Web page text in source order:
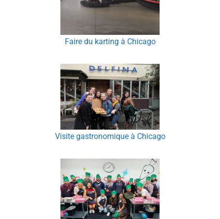
Faire du karting à Chicago
Visite gastronomique à Chicago